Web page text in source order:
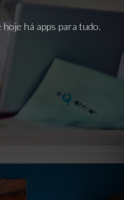
há apps para tudo.